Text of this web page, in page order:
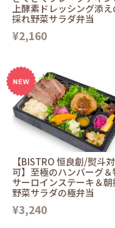
上酵素ドレッシング添え
採れ野菜サラダ弁当
¥2,160
【BISTRO 恒良創/熨斗
可】至極のハンバーグ＆
サーロインステーキ＆
野菜サラダの極弁当
¥3,240